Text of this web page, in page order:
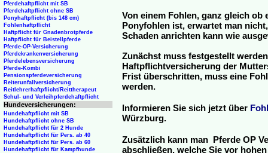
Von einem Fohlen, ganz gleich ob
Ponyfohlen ist, erwartet man
Schaden anrichten kann wie
Zunächst muss festgestellt
Haftpflichtversicherung der
Frist überschritten, muss eine
werden.
Informieren Sie sich jetzt über
Würzburg.
Zusätzlich kann man Pferde OP
abschließen, welche Sie vor
Pferdehaftpflicht mit SB
Pferdehaftpflicht ohne SB
Ponyhaftpflicht (bis 148 cm)
Fohlenhaftpflicht
Haftpflicht für Gnadenbrotpferde
Haftpflicht für Beistellpferde
Pferde-OP-Versicherung
Pferdekrankenversicherung
Pferdelebensversicherung
Pferde-Kombi
Pensionspferdeversicherung
Reiterunfallversicherung
Reitlehrerhaftpflicht/Reittherapeut
Schul- und Verleihpferdehaftpflicht
Hundeversicherungen:
Hundehaftpflicht mit SB
Hundehaftpflicht ohne SB
Hundehaftpflicht für 2 Hunde
Hundehaftpflicht für Pers. ab 40
Hundehaftpflicht für Pers. ab 60
Hundehaftpflicht für Kampfhunde